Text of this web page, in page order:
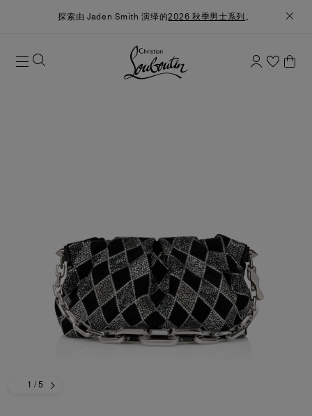
探索由 Jaden Smith 演绎的2026 秋季男士系列 。
1 / 5